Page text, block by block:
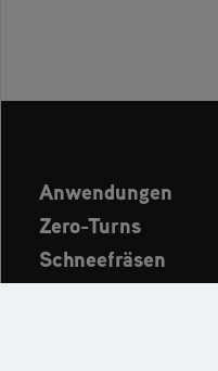
Anwendungen
Zero-Turns
Schneefräsen
Aktuelles